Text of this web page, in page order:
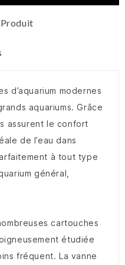
d’aquarium modernes
aquariums. Grâce
assurent le confort
de l’eau dans
à tout type
général,
cartouches
étudiée
fréquent. La vanne